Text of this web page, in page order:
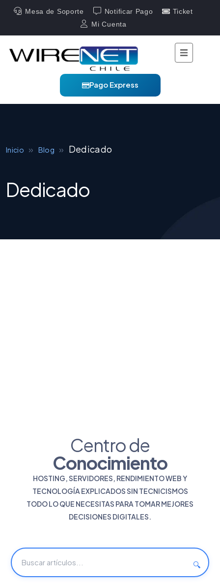
Mesa de Soporte Notificar Pago
Ticket
Mi Cuenta
Pago Express
Inicio » Blog » Dedicado
Dedicado
Centro de
Conocimiento
HOSTING, SERVIDORES, RENDIMIENTO WEB Y
TECNOLOGÍA EXPLICADOS SIN TECNICISMOS
TODO LO QUE NECESITAS PARA TOMAR MEJORES
DECISIONES DIGITALES.
🔍